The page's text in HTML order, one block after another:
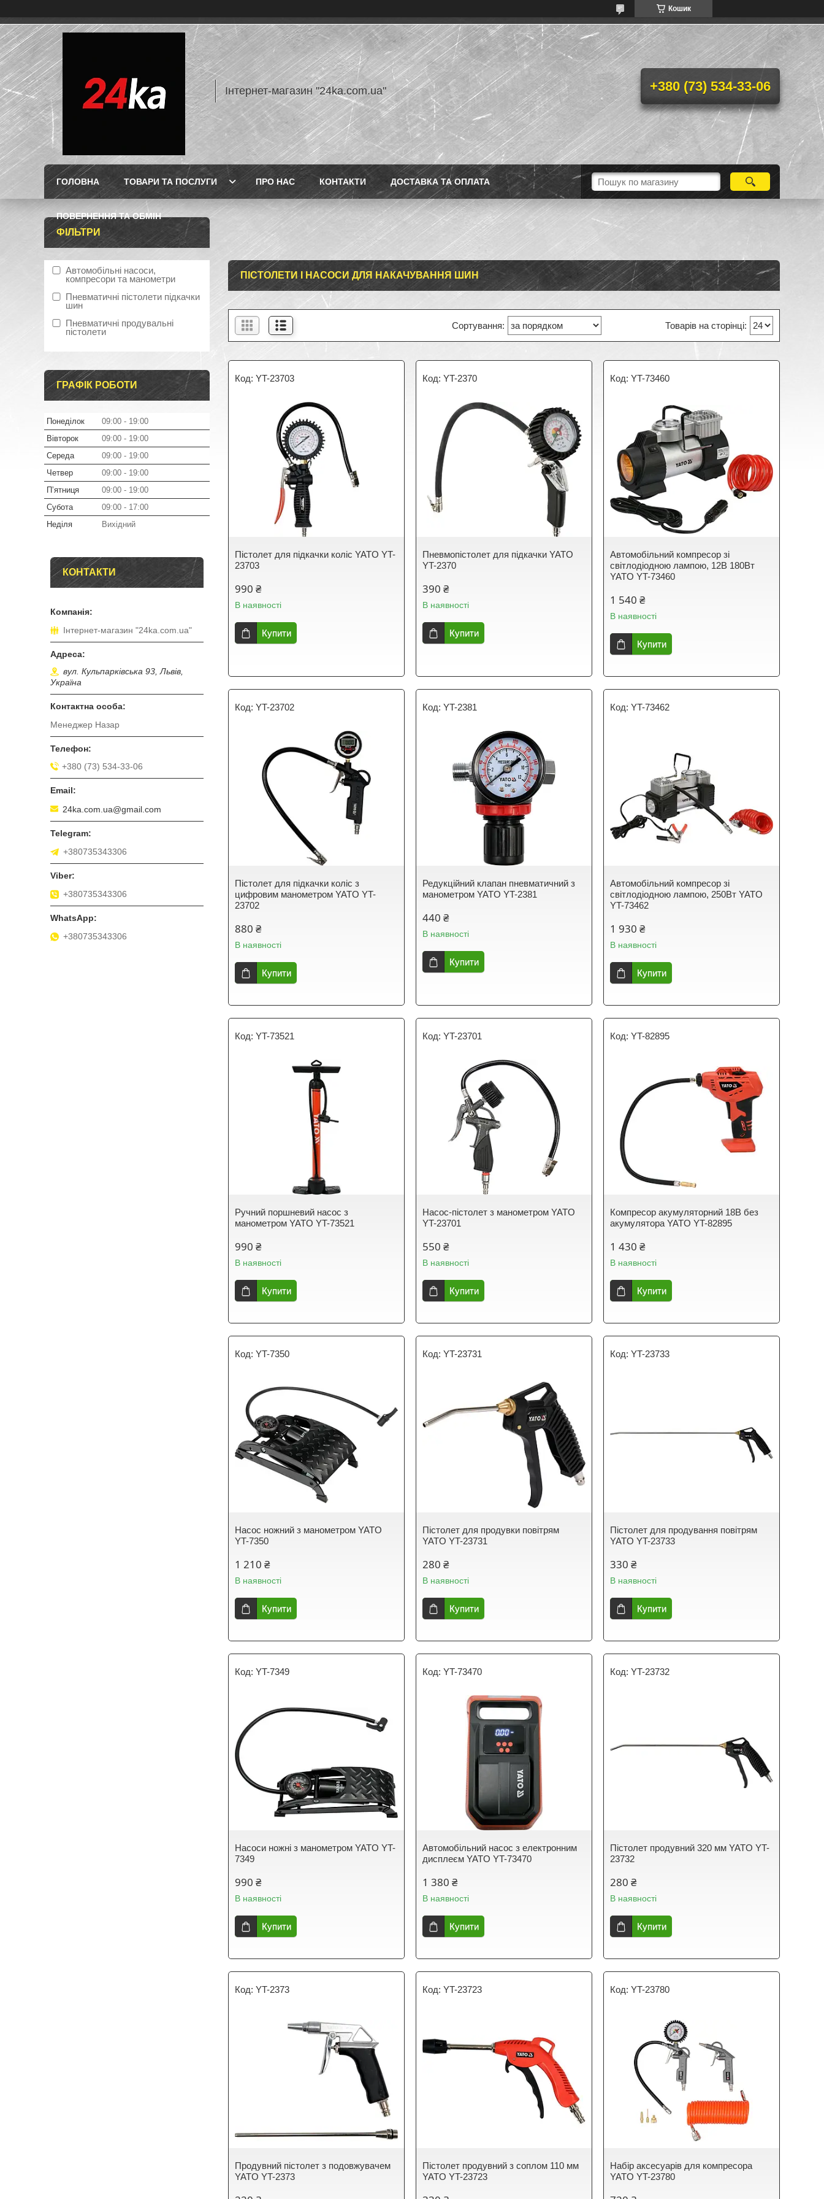
Кошик
Інтернет-магазин "24ka.com.ua" +380 (73) 534-33-06
ГОЛОВНА ТОВАРИ ТА ПОСЛУГИ ПРО НАС КОНТАКТИ ДОСТАВКА ТА ОПЛАТА
ПОВЕРНЕННЯ ТА ОБМІН
ПІСТОЛЕТИ І НАСОСИ ДЛЯ НАКАЧУВАННЯ ШИН
YT-23703
Пістолет для підкачки коліс YATO YT-
23703
990 ₴
В наявності
Купити
YT-2370
Пневмопістолет для підкачки YATO
YT-2370
390 ₴
В наявності
Купити
YT-73460
Автомобільний компресор зі
світлодіодною лампою, 12В 180Вт
YATO YT-73460
1 540 ₴
В наявності
Купити
YT-23702
Пістолет для підкачки коліс з
цифровим манометром YATO YT-
23702
880 ₴
В наявності
Купити
YT-2381
Редукційний клапан пневматичний з
манометром YATO YT-2381
440 ₴
В наявності
Купити
YT-73462
Автомобільний компресор зі
світлодіодною лампою, 250Вт YATO
YT-73462
1 930 ₴
В наявності
Купити
YT-73521
Ручний поршневий насос з
манометром YATO YT-73521
990 ₴
В наявності
Купити
YT-23701
Насос-пістолет з манометром YATO
YT-23701
550 ₴
В наявності
Купити
YT-82895
Компресор акумуляторний 18В без
акумулятора YATO YT-82895
1 430 ₴
В наявності
Купити
YT-7350
Насос ножний з манометром YATO
YT-7350
1 210 ₴
В наявності
Купити
YT-23731
Пістолет для продувки повітрям
YATO YT-23731
280 ₴
В наявності
Купити
YT-23733
Пістолет для продування повітрям
YATO YT-23733
330 ₴
В наявності
Купити
YT-7349
Насоси ножні з манометром YATO YT-
7349
990 ₴
В наявності
Купити
YT-73470
Автомобільний насос з електронним
дисплеєм YATO YT-73470
1 380 ₴
В наявності
Купити
YT-23732
Пістолет продувний 320 мм YATO YT-
23732
280 ₴
В наявності
Купити
YT-2373
Продувний пістолет з подовжувачем
YATO YT-2373
YT-23723
Пістолет продувний з соплом 110 мм
YATO YT-23723
YT-23780
Набір аксесуарів для компресора
YATO YT-23780
ФІЛЬТРИ
Автомобільні насоси,
компресори та манометри
Пневматичні пістолети підкачки
шин
Пневматичні продувальні
пістолети
ГРАФІК РОБОТИ
Понеділок 09:00
19:00
Вівторок
09:00
19:00
Середа
09:00
19:00
Четвер
09:00
19:00
Пʼятниця
09:00
19:00
Субота
09:00
17:00
Неділя
Вихідний
КОНТАКТИ
Інтернет-магазин "24ka.com.ua"
вул. Кульпарківська 93, Львів,
Україна
Менеджер Назар
+380 (73) 534-33-06
24ka.com.ua@gmail.com
+380735343306
+380735343306
+380735343306